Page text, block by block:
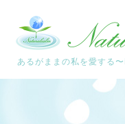
あるがままの私を愛する